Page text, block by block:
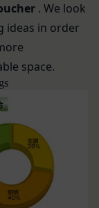
. We look
ideas in order
space.
びその他
お客様が提
がありま
客様情報
定める利用
、より価値
クッキ
みます。)
」といいま
をいいま
ビスの利用
係を定める
スに関する
は第11条
ルール等を
構成するも